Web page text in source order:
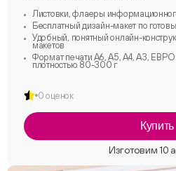
Листовки, флаеры
Бесплатный дизайн-макет по
Удобный, понятный онлайн-
макетов
Формат печати А6, А5, А4, А3, ЕВРО
плотностью 80-300 г
0 оценок
Купить